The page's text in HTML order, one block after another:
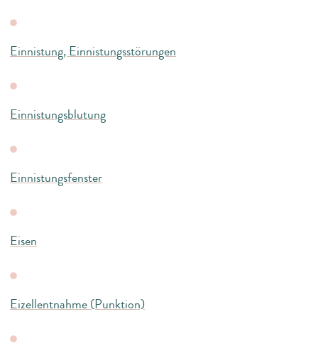
Einnistung, Einnistungsstörungen
Einnistungsblutung
Einnistungsfenster
Eisen
Eizellentnahme (Punktion)